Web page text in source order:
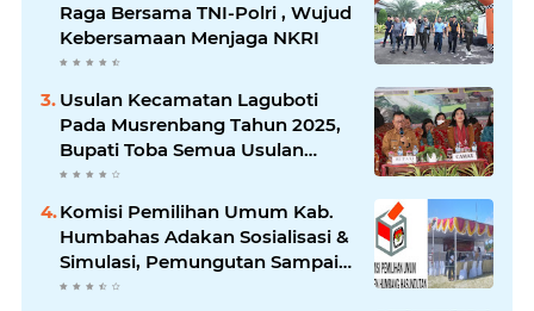
Raga Bersama TNI-Polri , Wujud
Kebersamaan Menjaga NKRI
Usulan Kecamatan Laguboti
Pada Musrenbang Tahun 2025,
Bupati Toba Semua Usulan
Harus Mendukung
Pertumbuhan Pariwisata.
Komisi Pemilihan Umum Kab.
Humbahas Adakan Sosialisasi &
Simulasi, Pemungutan Sampai
Rekapitulasi Suara.